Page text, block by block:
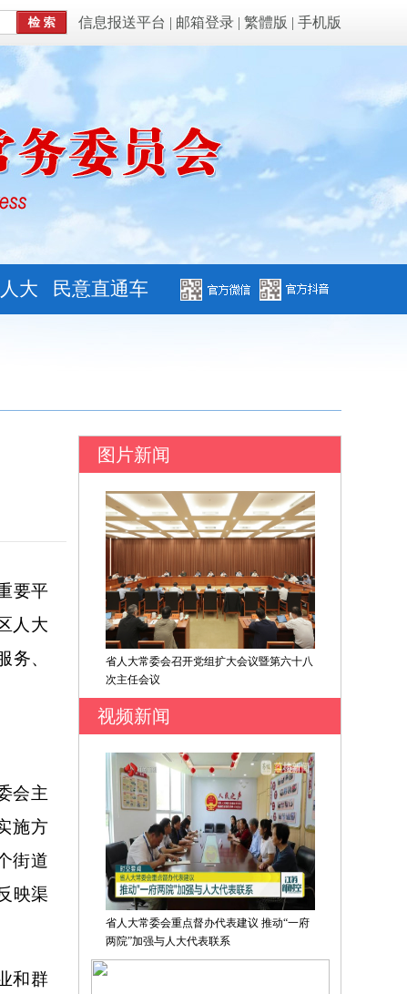
信息报送平台 | 邮箱登录 | 繁體版 | 手机版
大 民意直通车
要平
人大
务、
会主
施方
街道
映渠
和群
图片新闻
省人大常委会召开党组扩大会议暨第六十八
次主任会议
视频新闻
省人大常委会重点督办代表建议 推动“一府
两院”加强与人大代表联系